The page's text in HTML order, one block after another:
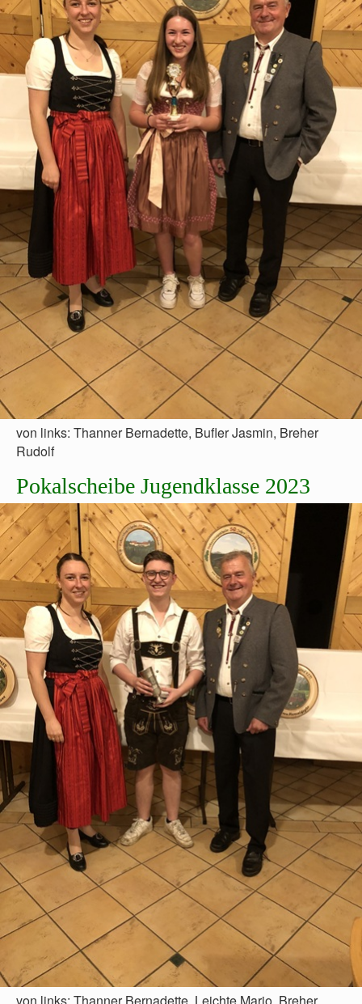
von links: Thanner Bernadette, Bufler Jasmin, Breher
Rudolf
Pokalscheibe Jugendklasse 2023
von links: Thanner Bernadette, Leichte Mario, Breher